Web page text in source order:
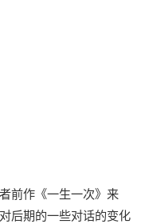
前作《一生一次》来
后期的一些对话的变化